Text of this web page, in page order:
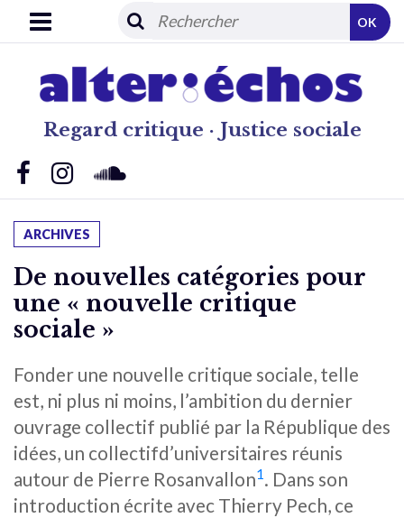
Regard critique · Justice sociale
OK
ARCHIVES
De nouvelles catégories pour
une « nouvelle critique
sociale »
Fonder une nouvelle critique sociale, telle
est, ni plus ni moins, l’ambition du dernier
ouvrage collectif publié par la République des
idées, un collectifd’universitaires réunis
autour de Pierre Rosanvallon1. Dans son
introduction écrite avec Thierry Pech, ce